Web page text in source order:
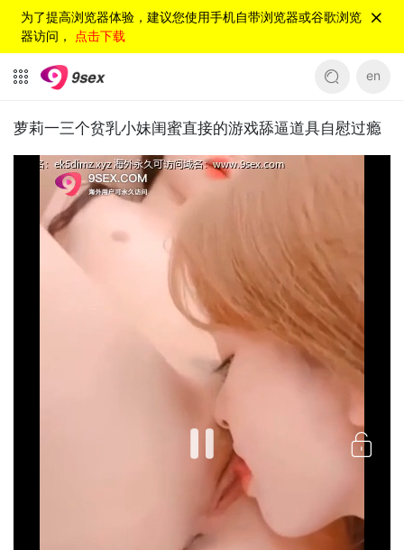
为了提高浏览器体验，建议您使用手机自带浏览器或谷歌浏览
器访问， 点击下载
en
萝莉一三个贫乳小妹闺蜜直接的游戏舔逼道具自慰过瘾